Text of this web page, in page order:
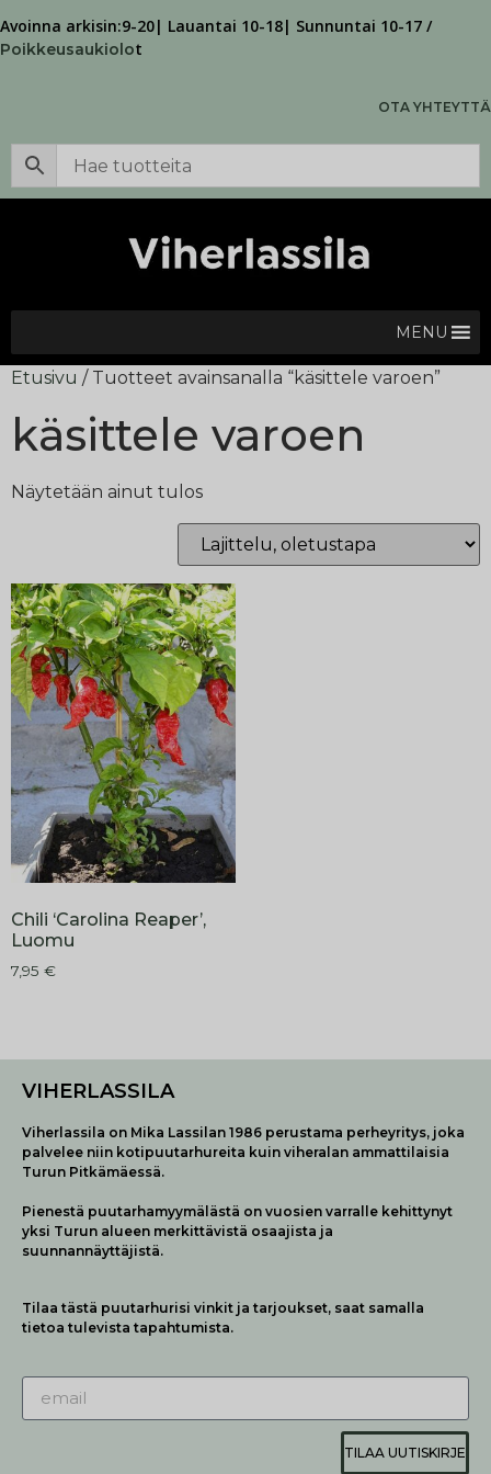
Avoinna arkisin:9-20| Lauantai 10-18| Sunnuntai 10-17 /
Poikkeusaukiolot
OTA YHTEYTTÄ
MENU
Etusivu / Tuotteet avainsanalla “käsittele varoen”
käsittele varoen
Näytetään ainut tulos
Chili ‘Carolina Reaper’,
Luomu
7,95 €
VIHERLASSILA
Viherlassila on Mika Lassilan 1986 perustama perheyritys, joka
palvelee niin kotipuutarhureita kuin viheralan ammattilaisia
Turun Pitkämäessä.
Pienestä puutarhamyymälästä on vuosien varralle kehittynyt
yksi Turun alueen merkittävistä osaajista ja
suunnannäyttäjistä.
Tilaa tästä puutarhurisi vinkit ja tarjoukset, saat samalla
tietoa tulevista tapahtumista.
TILAA UUTISKIRJE